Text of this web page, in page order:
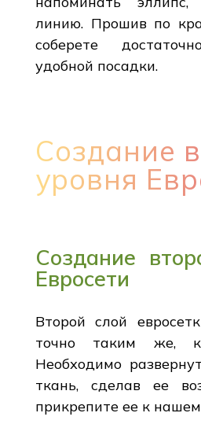
линию. Прошив по
соберете
удобной посадки.
Создание
уровня
Создание
Евросети
Второй слой
точно таким же,
Необходимо
ткань, сделав ее
прикрепите ее к